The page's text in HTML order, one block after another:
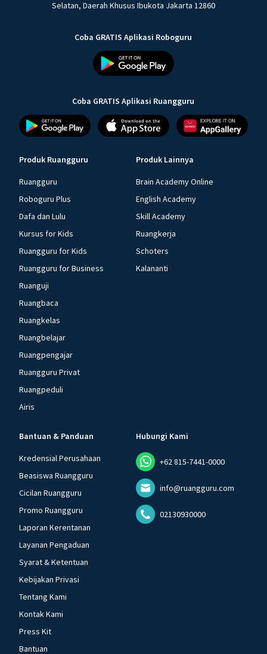
Selatan, Daerah Khusus Ibukota Jakarta 12860
Coba GRATIS Aplikasi Roboguru
Coba GRATIS Aplikasi Ruangguru
Produk Ruangguru
Ruangguru
Roboguru Plus
Dafa dan Lulu
Kursus for Kids
Ruangguru for Kids
Ruangguru for Business
Ruanguji
Ruangbaca
Ruangkelas
Ruangbelajar
Ruangpengajar
Ruangguru Privat
Ruangpeduli
Airis
Produk Lainnya
Brain Academy Online
English Academy
Skill Academy
Ruangkerja
Schoters
Kalananti
Bantuan & Panduan
Kredensial Perusahaan
Beasiswa Ruangguru
Cicilan Ruangguru
Promo Ruangguru
Laporan Kerentanan
Layanan Pengaduan
Syarat & Ketentuan
Kebijakan Privasi
Tentang Kami
Kontak Kami
Press Kit
Bantuan
Hubungi Kami
+62 815-7441-0000
info@ruangguru.com
02130930000